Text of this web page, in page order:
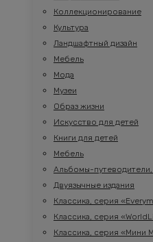
Коллекционирование
Культура
Ландшафтный дизайн
Мебель
Мода
Музеи
Образ жизни
Искусство для детей
Книги для детей
Мебель
Альбомы-путеводители,
Двуязычные издания
Классика, серия
Классика, серия
Классика, серия «Мини